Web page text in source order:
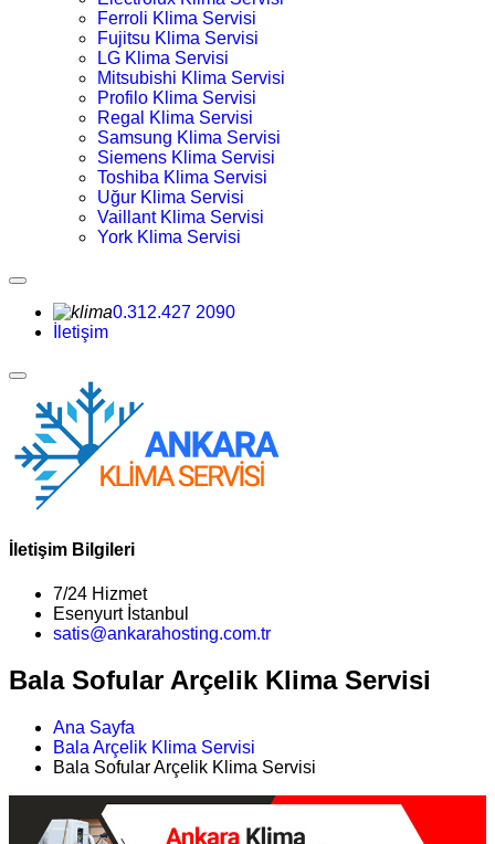
Ferroli Klima Servisi
Fujitsu Klima Servisi
LG Klima Servisi
Mitsubishi Klima Servisi
Profilo Klima Servisi
Regal Klima Servisi
Samsung Klima Servisi
Siemens Klima Servisi
Toshiba Klima Servisi
Uğur Klima Servisi
Vaillant Klima Servisi
York Klima Servisi
0.312.427 2090
İletişim
İletişim Bilgileri
7/24 Hizmet
Esenyurt İstanbul
satis@ankarahosting.com.tr
Bala Sofular Arçelik Klima Servisi
Ana Sayfa
Bala Arçelik Klima Servisi
Bala Sofular Arçelik Klima Servisi